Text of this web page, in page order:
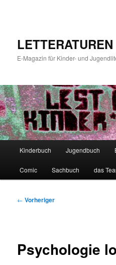
LETTERATUREN
E-Magazin für Kinder- und
Kinderbuch Jugendbuch
Comic Sachbuch das
Beitragsnavigation
← Vorheriger
Psychologie